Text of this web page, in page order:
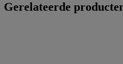
Gerelateerde